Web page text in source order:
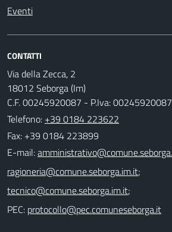
Eventi
CONTATTI
Via della Zecca, 2
18012 Seborga (Im)
C.F. 00245920087 - P.Iva: 00245920087
Telefono: +39 0184 223622
Fax: +39 0184 223899
E-mail:
;
;
PEC: